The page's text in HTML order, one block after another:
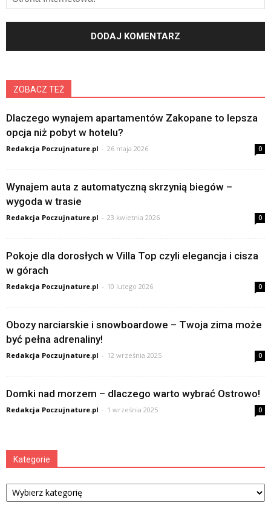
ZOBACZ TEŻ
Dlaczego wynajem apartamentów Zakopane to lepsza
opcja niż pobyt w hotelu?
Redakcja Poczujnature.pl - 26 maja 2026 0
Wynajem auta z automatyczną skrzynią biegów –
wygoda w trasie
Redakcja Poczujnature.pl - 23 kwietnia 2026 0
Pokoje dla dorosłych w Villa Top czyli elegancja i cisza
w górach
Redakcja Poczujnature.pl - 10 lutego 2026 0
Obozy narciarskie i snowboardowe – Twoja zima może
być pełna adrenaliny!
Redakcja Poczujnature.pl - 12 września 2025 0
Domki nad morzem – dlaczego warto wybrać Ostrowo!
Redakcja Poczujnature.pl - 1 września 2025 0
Kategorie
Kategorie